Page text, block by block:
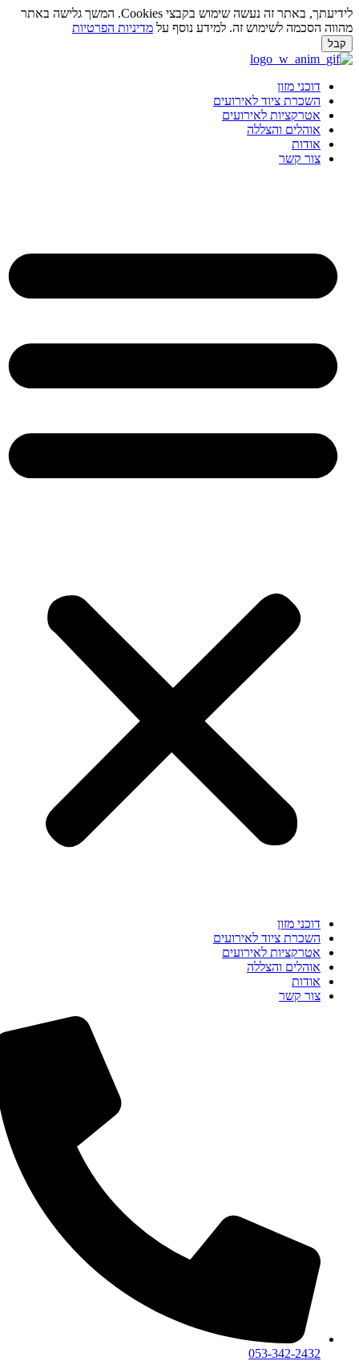
לידיעתך, באתר זה נעשה שימוש בקבצי Cookies. המשך גלישה באתר
מהווה הסכמה לשימוש זה. למידע נוסף עלמדיניות הפרטיות
קבל
דלג
דוכני מזון
השכרת ציוד לאירועים
אטרקציות לאירועים
אוהלים והצללה
אודות
צור קשר
דוכני מזון
השכרת ציוד לאירועים
אטרקציות לאירועים
אוהלים והצללה
אודות
צור קשר
053-342-2432